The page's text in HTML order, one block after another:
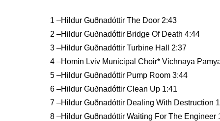
1 –Hildur Guðnadóttir The Door 2:43
2 –Hildur Guðnadóttir Bridge Of Death 4:44
3 –Hildur Guðnadóttir Turbine Hall 2:37
4 –Homin Lviv Municipal Choir* Vichnaya
5 –Hildur Guðnadóttir Pump Room 3:44
6 –Hildur Guðnadóttir Clean Up 1:41
7 –Hildur Guðnadóttir Dealing With Destruction
8 –Hildur Guðnadóttir Waiting For The Engineer